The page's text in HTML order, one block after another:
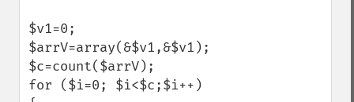
$v1=0;
$arrV=array(&$v1,&$v1);
$c=count($arrV);
for ($i=0; $i<$c;$i++)